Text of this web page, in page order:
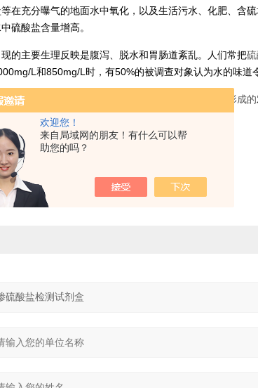
欢迎您！
来自局域网的朋友！有什么可以帮
助您的吗？
在充分曝气的地面水中氧化，以及生活污水、化肥、含硫
硫酸盐含量增高。
的主要生理反映是腹泻、脱水和胃肠道紊乱。人们常把
L和850mg/L时，有50%的被调查对象认为水的味道
可以与硫酸根结合成稳定的硫酸盐。大气中硫酸盐形成的
，破坏，降低土壤肥力，对水系统也有不利影响。
用于食用，医疗等其它用途。